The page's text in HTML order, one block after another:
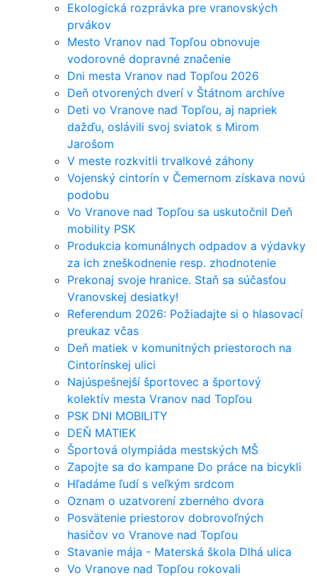
Ekologická rozprávka pre vranovských
prvákov
Mesto Vranov nad Topľou obnovuje
vodorovné dopravné značenie
Dni mesta Vranov nad Topľou 2026
Deň otvorených dverí v Štátnom archíve
Deti vo Vranove nad Topľou, aj napriek
dažďu, oslávili svoj sviatok s Mirom
Jarošom
V meste rozkvitli trvalkové záhony
Vojenský cintorín v Čemernom získava novú
podobu
Vo Vranove nad Topľou sa uskutočnil Deň
mobility PSK
Produkcia komunálnych odpadov a výdavky
za ich zneškodnenie resp. zhodnotenie
Prekonaj svoje hranice. Staň sa súčasťou
Vranovskej desiatky!
Referendum 2026: Požiadajte si o hlasovací
preukaz včas
Deň matiek v komunitných priestoroch na
Cintorínskej ulici
Najúspešnejší športovec a športový
kolektív mesta Vranov nad Topľou
PSK DNI MOBILITY
DEŇ MATIEK
Športová olympiáda mestských MŠ
Zapojte sa do kampane Do práce na bicykli
Hľadáme ľudí s veľkým srdcom
Oznam o uzatvorení zberného dvora
Posvätenie priestorov dobrovoľných
hasičov vo Vranove nad Topľou
Stavanie mája - Materská škola Dlhá ulica
Vo Vranove nad Topľou rokovali